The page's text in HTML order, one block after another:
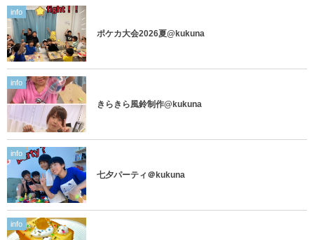
info
ポケカ大会2026夏@kukuna
info
きらきら風鈴制作@kukuna
info
七夕パーティ＠kukuna
info